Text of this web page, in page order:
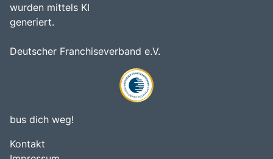
wurden mittels KI
generiert.
Deutscher Franchiseverband e.V.
bus dich weg!
Kontakt